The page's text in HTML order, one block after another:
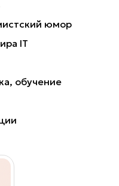
юмор
IT
обучение